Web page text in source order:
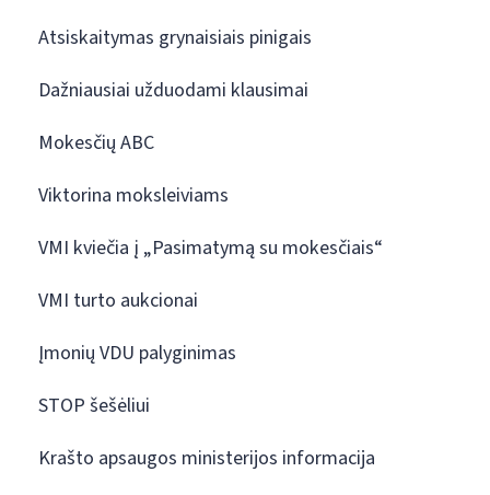
Atsiskaitymas grynaisiais pinigais
Dažniausiai užduodami klausimai
Mokesčių ABC
Viktorina moksleiviams
VMI kviečia į „Pasimatymą su mokesčiais“
VMI turto aukcionai
Įmonių VDU palyginimas
STOP šešėliui
Krašto apsaugos ministerijos informacija